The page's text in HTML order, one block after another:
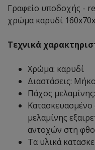
Γραφείο υποδοχής -
χρώμα καρυδί
Τεχνικά
Χρώμα: καρυδί
Διαστάσεις:
Πάχος
μελαμίνης
αντοχών στη
Τα υλικά